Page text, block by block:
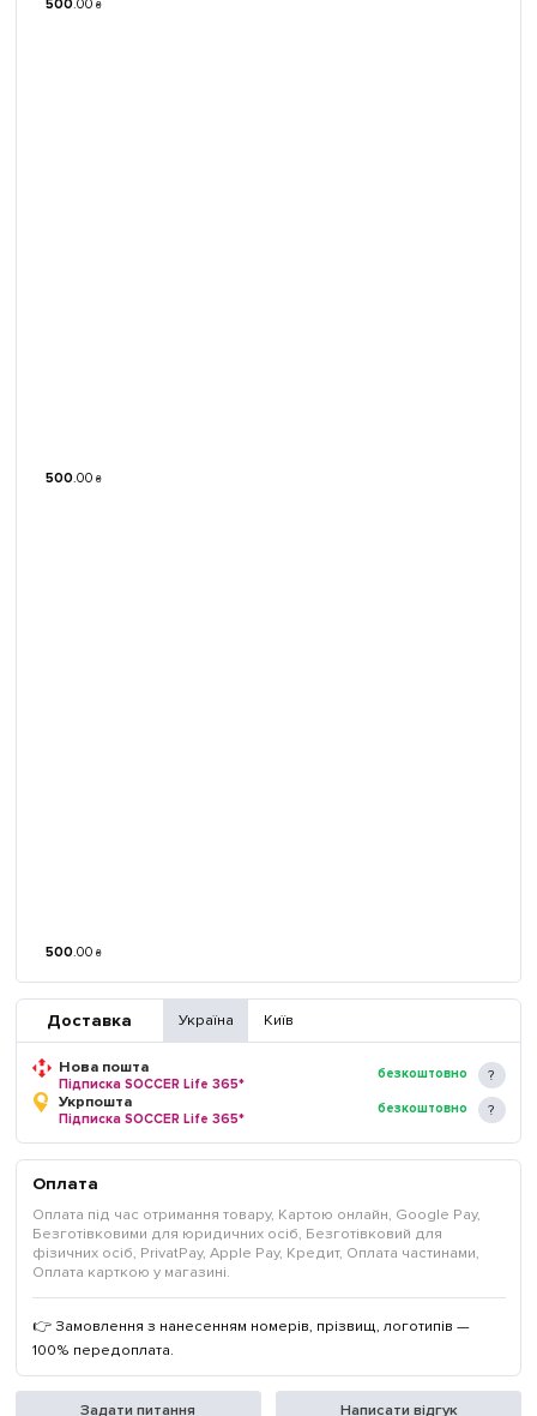
500.00 ₴
500.00 ₴
500.00 ₴
Доставка Україна Київ
Нова пошта
Підписка SOCCER Life 365*
безкоштовно
Укрпошта
Підписка SOCCER Life 365*
безкоштовно
Оплата
Оплата під час отримання товару, Картою онлайн, Google Pay,
Безготівковими для юридичних осіб, Безготівковий для
фізичних осіб, PrivatPay, Apple Pay, Кредит, Оплата частинами,
Оплата карткою у магазині.
👉 Замовлення з нанесенням номерів, прізвищ, логотипів —
100% передоплата.
Задати питання Написати відгук